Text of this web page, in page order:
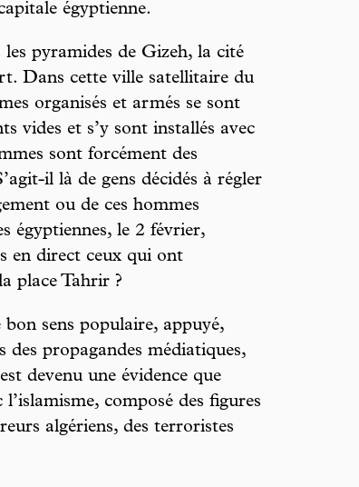
égyptienne.
les pyramides de Gizeh, la cité
Dans cette ville satellitaire du
organisés et armés se sont
vides et s’y sont installés avec
sont forcément des
il là de gens décidés à régler
ou de ces hommes
égyptiennes, le 2 février,
en direct ceux qui ont
place Tahrir ?
bon sens populaire, appuyé,
propagandes médiatiques,
devenu une évidence que
composé des figures
algériens, des terroristes